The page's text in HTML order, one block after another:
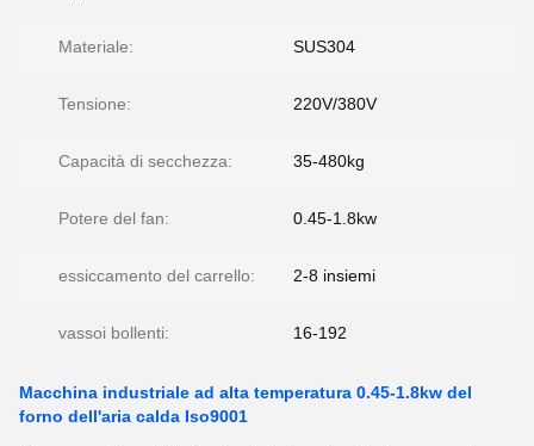
Materiale: SUS304
Tensione: 220V/380V
Capacità di secchezza: 35-480kg
Potere del fan: 0.45-1.8kw
essiccamento del carrello: 2-8 insiemi
vassoi bollenti: 16-192
Macchina industriale ad alta temperatura 0.45-1.8kw del
forno dell'aria calda Iso9001